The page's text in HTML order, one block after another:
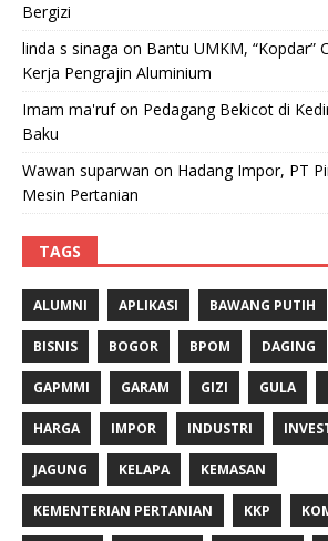
Bergizi
linda s sinaga on Bantu UMKM, “Kopdar”
Kerja Pengrajin Aluminium
Imam ma'rufon Pedagang Bekicot di
Baku
Wawan suparwan on Hadang Impor, PT
Mesin Pertanian
TAGS
ALUMNI APLIKASI BAWANG PUTIH
BISNIS BOGOR BPOM DAGING
GAPMMI GARAM GIZI GULA
HARGA IMPOR INDUSTRI
JAGUNG KELAPA KEMASAN
KEMENTERIAN PERTANIAN KKP